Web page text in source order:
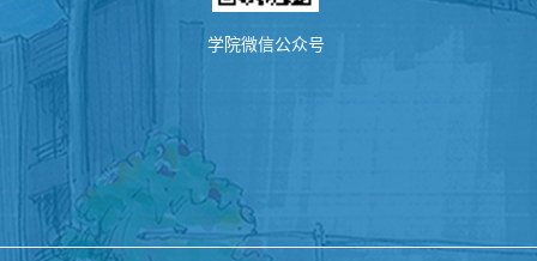
学院微信公众号